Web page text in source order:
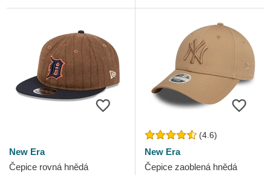
New Era
Čepice rovná hnědá
(4.6)
New Era
Čepice zaoblená hnědá